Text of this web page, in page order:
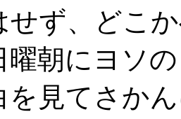
せず、どこ
曜朝にヨソ
を見てさか